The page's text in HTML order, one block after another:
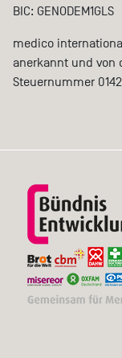
BIC: GENODEM1GLS
medico
anerkannt und von
Steuernummer